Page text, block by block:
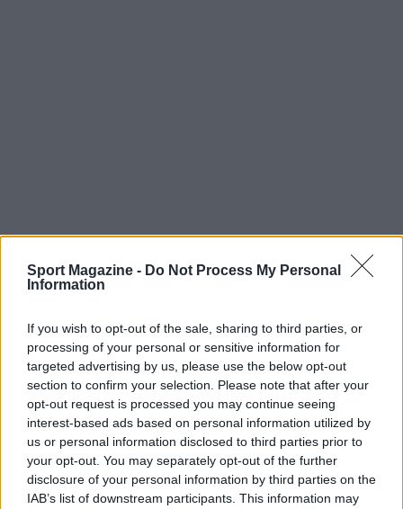
Sport Magazine - Do Not Process My Personal
Information
If you wish to opt-out of the sale, sharing to third parties, or
processing of your personal or sensitive information for
targeted advertising by us, please use the below opt-out
section to confirm your selection. Please note that after your
opt-out request is processed you may continue seeing
interest-based ads based on personal information utilized by
us or personal information disclosed to third parties prior to
your opt-out. You may separately opt-out of the further
disclosure of your personal information by third parties on the
IAB’s list of downstream participants. This information may
AUTORE
Staff